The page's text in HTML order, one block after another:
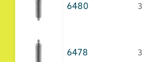
6480 3
6478 3